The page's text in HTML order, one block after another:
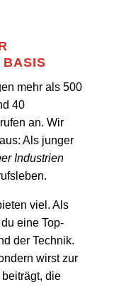
BASIS
mehr als 500
40
an. Wir
Als junger
Industrien
viel. Als
eine Top-
der Technik.
wirst zur
die